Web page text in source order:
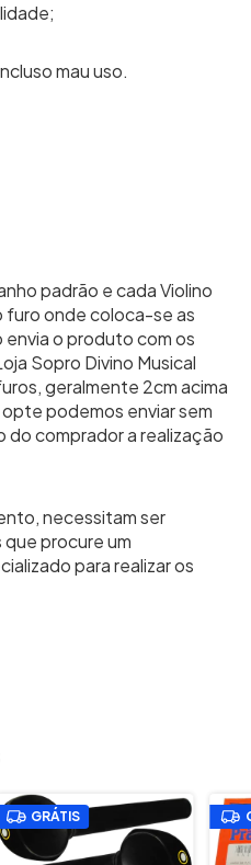
mau uso.
padrão e cada Violino
furo onde coloca-se as
o produto com os
Sopro Divino Musical
geralmente 2cm acima
podemos enviar sem
do comprador a realização
necessitam ser
procure um
para realizar os
GRÁTIS